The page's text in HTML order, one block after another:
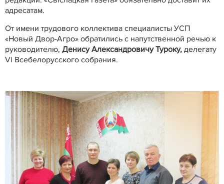
адресатам.
От имени трудового коллектива специалисты УСП
«Новый Двор-Агро» обратились с напутственной речью к
руководителю, Денису Александровичу Туроку, делегату
VI Всебелорусского собрания.